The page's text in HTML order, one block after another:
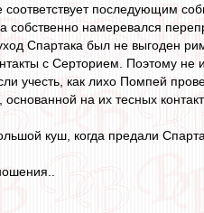
последующим
собственно намеревался
Спартака был не выгоден
с Серторием. Поэтому не
учесть, как лихо Помпей
на их тесных
куш, когда предали